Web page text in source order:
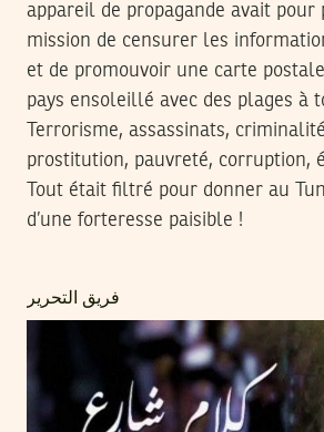
appareil de propagande avait pour
mission de censurer les
et de promouvoir une carte
pays ensoleillé avec des plages à
Terrorisme, assassinats,
prostitution, pauvreté, corruption,
Tout était filtré pour donner au
d’une forteresse paisible !
فريق التحرير